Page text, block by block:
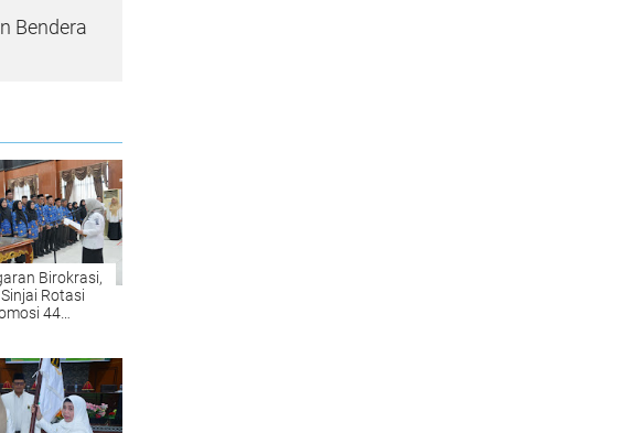
Bendera
Birokrasi,
Rotasi
44